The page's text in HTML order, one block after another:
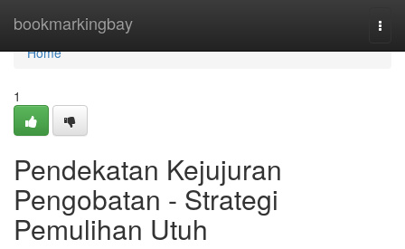
bookmarkingbay
Home
Home
1
Pendekatan Kejujuran
Pengobatan - Strategi
Pemulihan Utuh